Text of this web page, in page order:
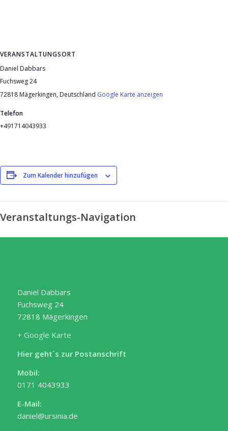
VERANSTALTUNGSORT
Daniel Dabbars
Fuchsweg 24
72818 Mägerkingen, Deutschland Google Karte anzeigen
Telefon
+491714043933
Zum Kalender hinzufügen
Veranstaltungs-Navigation
Daniel Dabbars
Fuchsweg 24
72818 Mägerkingen
+ Google Karte
Hier geht´s zur Postanschrift
Mobil:
0171 4043933
E-Mail:
daniel@ursinia.de